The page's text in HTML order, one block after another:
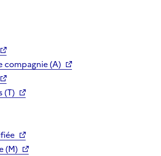
compagnie (A)
(T)
(M)